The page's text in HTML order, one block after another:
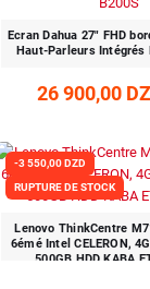
Ecran Dahua 27″ FHD
Haut-Parleurs Intégrés
26 900,00
-3 550,00 DZD
RUPTURE DE STOCK
Lenovo ThinkCentre
6émé Intel CELERON,
500GB HDD KABA